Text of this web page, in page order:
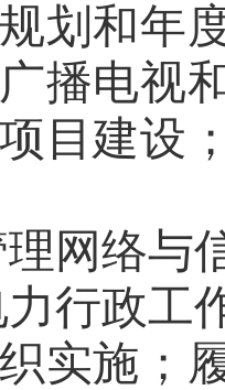
划和年
播电视
目建设
网络与
行政工
实施；